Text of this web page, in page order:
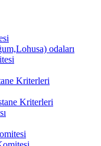
odaları
Kriterleri
Kriterleri